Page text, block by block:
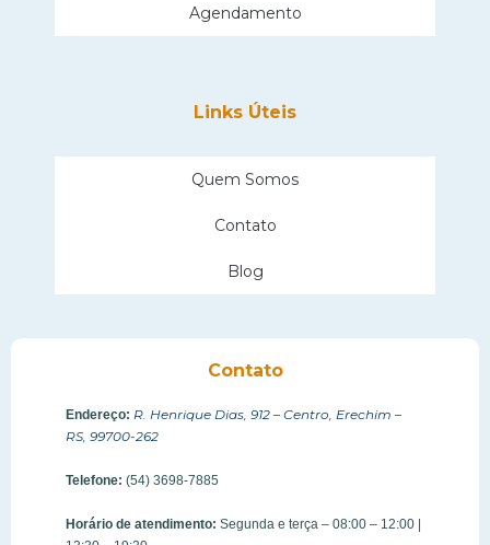
Agendamento
Links Úteis
Quem Somos
Contato
Blog
Contato
Endereço: R. Henrique Dias, 912 – Centro, Erechim –
RS, 99700-262
Telefone: (54) 3698-7885
Horário de atendimento: Segunda e terça – 08:00 – 12:00 |